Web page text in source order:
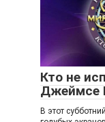
Кто не
Джеймсе
В этот